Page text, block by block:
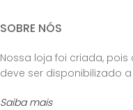
SOBRE NÓS
Nossa loja foi criada,
deve ser disponibilizado
Saiba mais